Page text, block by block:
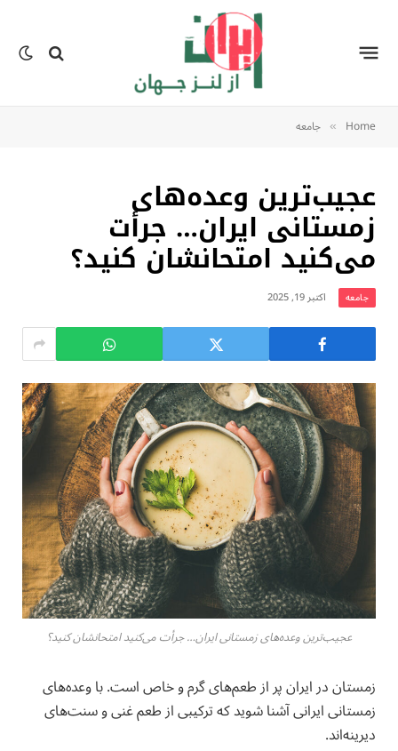
Home
» جامعه
عجیب‌ترین وعده‌های
زمستانی ایران… جرأت
می‌کنید امتحانشان کنید؟
جامعه اکتبر 19, 2025
عجیب‌ترین وعده‌های زمستانی ایران… جرأت می‌کنید امتحانشان کنید؟
زمستان در ایران پر از طعم‌های گرم و خاص است. با وعده‌های
زمستانی ایرانی آشنا شوید که ترکیبی از طعم غنی و سنت‌های
دیرینه‌اند.